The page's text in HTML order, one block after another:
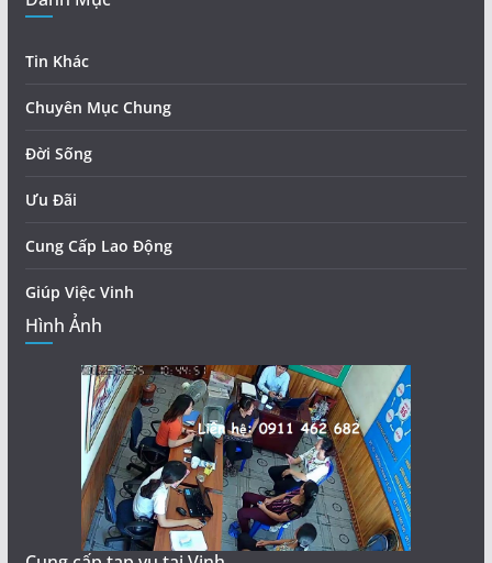
Tin Khác
Chuyên Mục Chung
Đời Sống
Ưu Đãi
Cung Cấp Lao Động
Giúp Việc Vinh
Hình Ảnh